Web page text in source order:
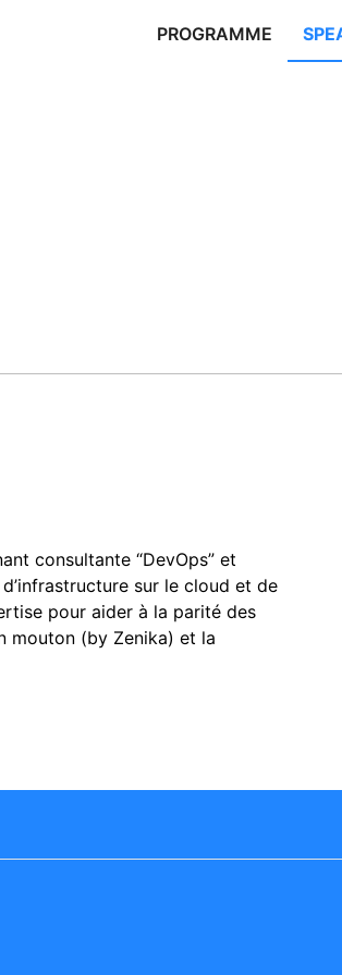
PROGRAMME
consultante “DevOps” et
sur le cloud et de
pour aider à la parité des
mouton (by Zenika) et la